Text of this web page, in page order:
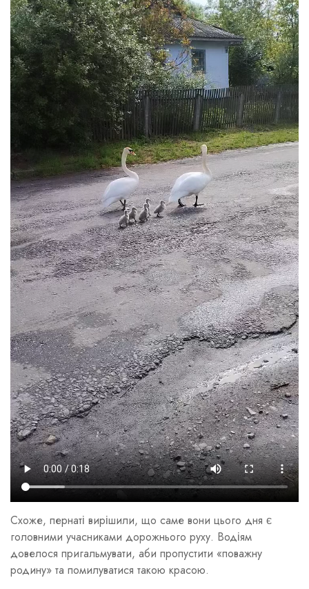
Схоже, пернаті вирішили, що саме вони цього дня є
головними учасниками дорожнього руху. Водіям
довелося пригальмувати, аби пропустити «поважну
родину» та помилуватися такою красою.